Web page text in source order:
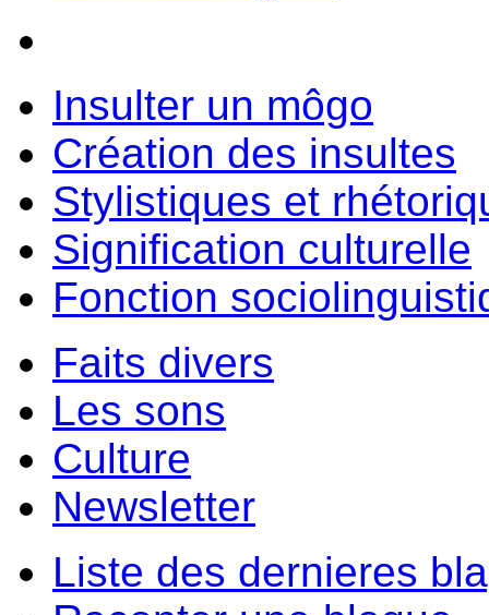
Insulter un môgo
Création des insultes
Stylistiques et
Signification culturelle
Fonction
Faits divers
Les sons
Culture
Newsletter
Liste des dernieres